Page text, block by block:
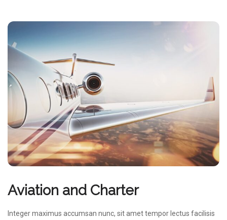
Aviation and Charter
Integer maximus accumsan nunc, sit amet tempor lectus facilisis